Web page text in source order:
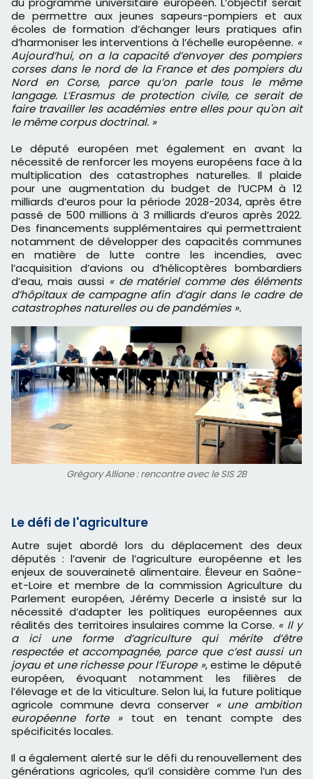
de permettre aux jeunes sapeurs-pompiers et aux
écoles de formation d’échanger leurs pratiques afin
d’harmoniser les interventions à l’échelle européenne. «
Aujourd’hui, on a la capacité d’envoyer des pompiers
corses dans le nord de la France et des pompiers du
Nord en Corse, parce qu’on parle tous le même
langage. L’Erasmus de protection civile, ce serait de
faire travailler les académies entre elles pour qu'on ait
le même corpus doctrinal. »
Le député européen met également en avant la
nécessité de renforcer les moyens européens face à la
multiplication des catastrophes naturelles. Il plaide
pour une augmentation du budget de l’UCPM à 12
milliards d’euros pour la période 2028-2034, après être
passé de 500 millions à 3 milliards d’euros après 2022.
Des financements supplémentaires qui permettraient
notamment de développer des capacités communes
en matière de lutte contre les incendies, avec
l’acquisition d’avions ou d’hélicoptères bombardiers
d’eau, mais aussi « de matériel comme des éléments
d’hôpitaux de campagne afin d’agir dans le cadre de
catastrophes naturelles ou de pandémies ».
Grégory Allione : rencontre avec le SIS 2B
Le défi de l'agriculture
Autre sujet abordé lors du déplacement des deux
députés : l’avenir de l’agriculture européenne et les
enjeux de souveraineté alimentaire. Éleveur en Saône-
et-Loire et membre de la commission Agriculture du
Parlement européen, Jérémy Decerle a insisté sur la
nécessité d’adapter les politiques européennes aux
réalités des territoires insulaires comme la Corse. « Il y
a ici une forme d’agriculture qui mérite d’être
respectée et accompagnée, parce que c’est aussi un
joyau et une richesse pour l’Europe », estime le député
européen, évoquant notamment les filières de
l’élevage et de la viticulture. Selon lui, la future politique
agricole commune devra conserver « une ambition
européenne forte »tout en tenant compte des
spécificités locales.
Il a également alerté sur le défi du renouvellement des
générations agricoles, qu’il considère comme l’un des